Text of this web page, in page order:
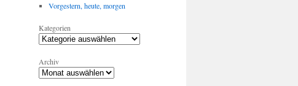
Vorgestern, heute, morgen
Kategorien
Archiv